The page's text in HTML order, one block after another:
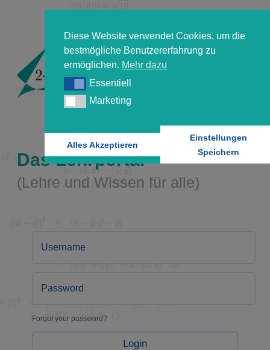
Diese Website verwendet Cookies, um die
bestmögliche Benutzererfahrung zu
ermöglichen. Mehr dazu
EssentiellEssentiell
MarketingMarketing
Alles Akzeptieren
Einstellungen
Speichern
Das Lehrportal
(Lehre und Wissen für alle)
Forgot your password?
Login